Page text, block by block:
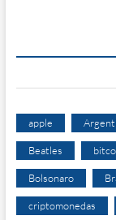
apple
Beatles
Bolsonaro
criptomonedas